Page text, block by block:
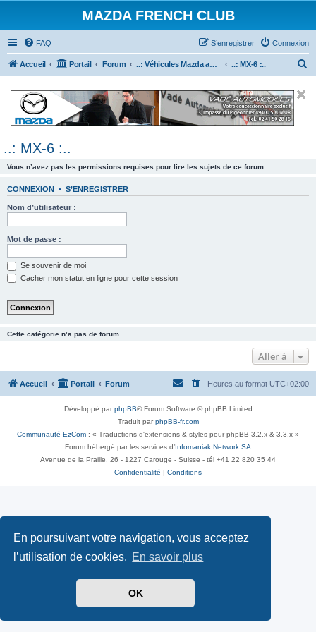
En poursuivant votre navigation, vous acceptez
l’utilisation de cookies. En savoir plus
OK
MAZDA FRENCH CLUB
FAQ Connexion
S’enregistrer
Accueil Portail Forum ..: Véhicules Mazda ancien (<2003) :.. ..: MX-6 :..
e
..: MX-6 :..
Vous n’avez pas les permissions requises pour lire les sujets de ce forum.
CONNEXION • S’ENREGISTRER
Nom d’utilisateur :
Mot de passe :
Se souvenir de moi
Cacher mon statut en ligne pour cette session
Cette catégorie n’a pas de forum.
Aller à
Accueil Portail Forum Heures au format UTC+02:00
Développé parphpBB® Forum Software © phpBB Limited
Traduit parphpBB-fr.com
Communauté EzCom : « Traductions d'extensions & styles pour phpBB 3.2.x & 3.3.x »
Forum hébergé par les services d’ Infomaniak Network SA
Avenue de la Praille, 26 - 1227 Carouge - Suisse - tél +41 22 820 35 44
Confidentialité
Conditions